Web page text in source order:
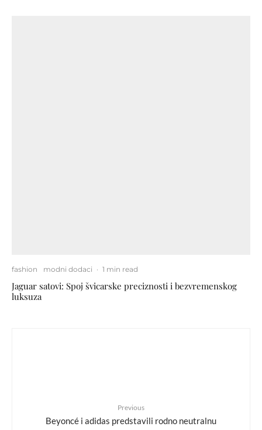
fashion modni dodaci · 1 min read
Jaguar satovi: Spoj švicarske preciznosti i bezvremenskog
luksuza
Previous
Beyoncé i adidas predstavili rodno neutralnu